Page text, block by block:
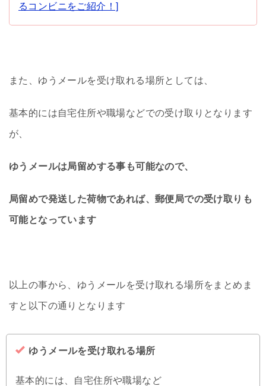
るコンビニをご紹介！]
また、ゆうメールを受け取れる場所としては、
基本的には自宅住所や職場などでの受け取りとなります
が、
ゆうメールは局留めする事も可能なので、
局留めで発送した荷物であれば、郵便局での受け取りも
可能となっています
以上の事から、ゆうメールを受け取れる場所をまとめま
すと以下の通りとなります
ゆうメールを受け取れる場所
基本的には、自宅住所や職場など